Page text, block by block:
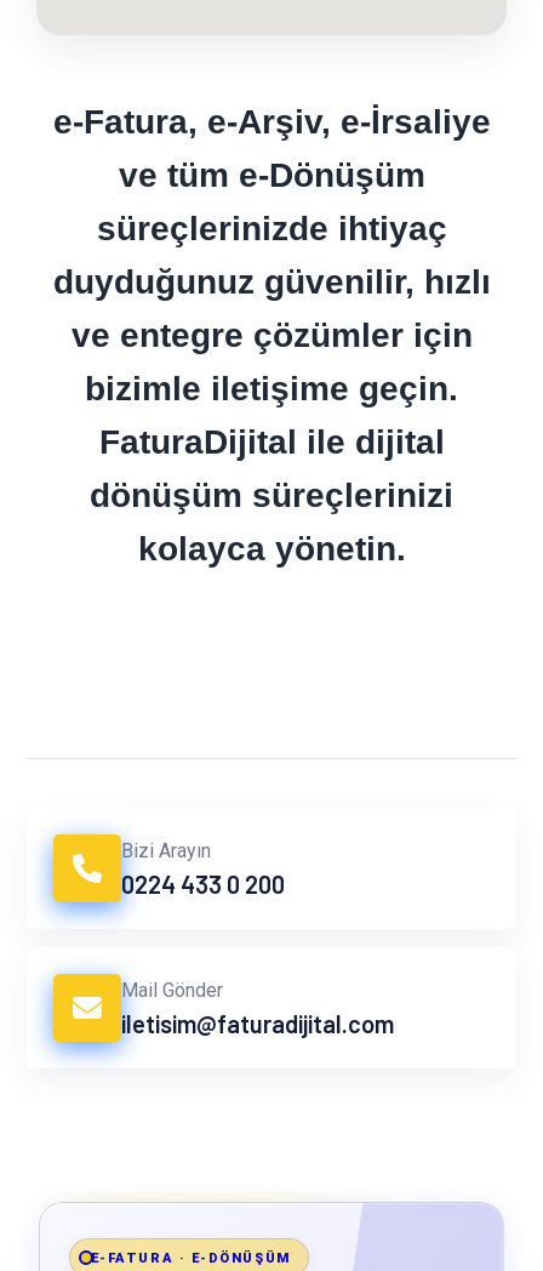
e-Fatura, e-Arşiv, e-İrsaliye
ve tüm e-Dönüşüm
süreçlerinizde ihtiyaç
duyduğunuz güvenilir, hızlı
ve entegre çözümler için
bizimle iletişime geçin.
FaturaDijital ile dijital
dönüşüm süreçlerinizi
kolayca yönetin.
Bizi Arayın
0224 433 0 200
Mail Gönder
iletisim@faturadijital.com
E-FATURA · E-DÖNÜŞÜM